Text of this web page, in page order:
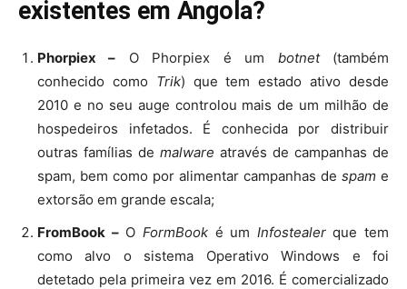
existentes em Angola?
Phorpiex– O Phorpiex é um botnet(também
conhecido como Trik) que tem estado ativo desde
2010 e no seu auge controlou mais de um milhão de
hospedeiros infetados. É conhecida por distribuir
outras famílias de malware através de campanhas de
spam, bem como por alimentar campanhas de spam e
extorsão em grande escala;
FromBook –O FormBooké um Infostealerque tem
como alvo o sistema Operativo Windows e foi
detetado pela primeira vez em 2016. É comercializado